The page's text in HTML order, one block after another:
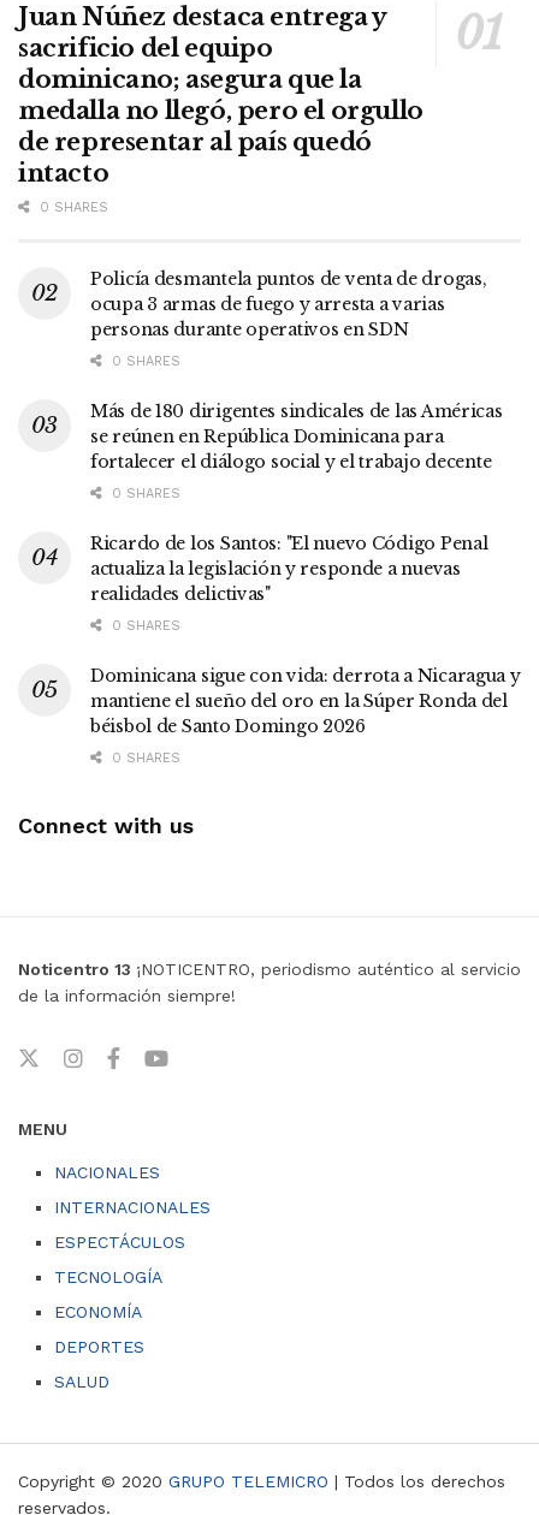
Juan Núñez destaca entrega y
sacrificio del equipo
dominicano; asegura que la
medalla no llegó, pero el orgullo
de representar al país quedó
intacto
0 SHARES
Policía desmantela puntos de venta de drogas,
ocupa 3 armas de fuego y arresta a varias
personas durante operativos en SDN
0 SHARES
Más de 180 dirigentes sindicales de las Américas
se reúnen en República Dominicana para
fortalecer el diálogo social y el trabajo decente
0 SHARES
Ricardo de los Santos: "El nuevo Código Penal
actualiza la legislación y responde a nuevas
realidades delictivas"
0 SHARES
Dominicana sigue con vida: derrota a Nicaragua y
mantiene el sueño del oro en la Súper Ronda del
béisbol de Santo Domingo 2026
0 SHARES
Connect with us
Noticentro 13 ¡NOTICENTRO, periodismo auténtico al servicio
de la información siempre!
MENU
NACIONALES
INTERNACIONALES
ESPECTÁCULOS
TECNOLOGÍA
ECONOMÍA
DEPORTES
SALUD
Copyright © 2020 GRUPO TELEMICRO | Todos los derechos
reservados.